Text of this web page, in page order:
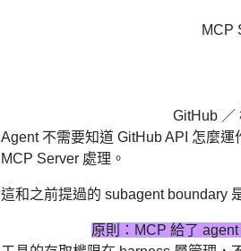
MCP
GitHub ／
Agent 不需要知道 GitHub API 怎麼
MCP Server 處理。
這和之前提過的 subagent boundary
原則：MCP 給了